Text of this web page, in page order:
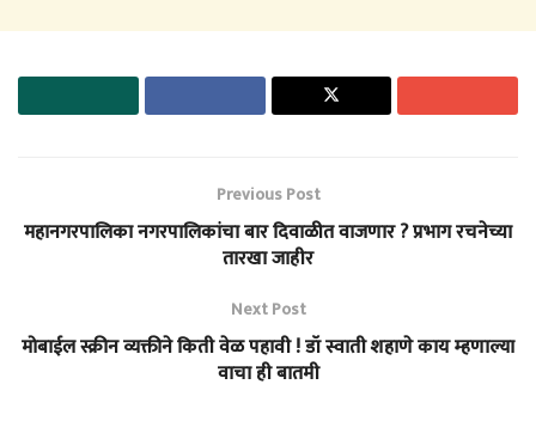
Previous Post
महानगरपालिका नगरपालिकांचा बार दिवाळीत वाजणार ? प्रभाग रचनेच्या
तारखा जाहीर
Next Post
मोबाईल स्क्रीन व्यक्तीने किती वेळ पहावी ! डॉ स्वाती शहाणे काय म्हणाल्या
वाचा ही बातमी